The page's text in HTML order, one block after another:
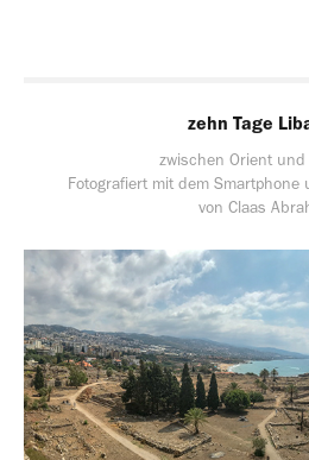
zehn Tage
zwischen Orient
Fotografiert mit dem Smartphone
von Claas